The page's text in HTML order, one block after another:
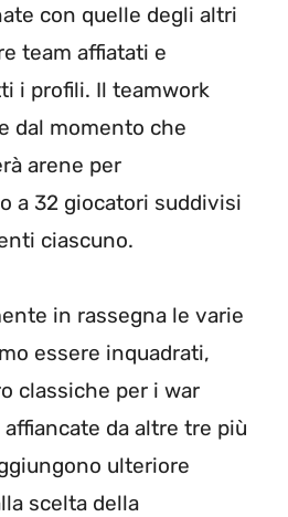
con quelle degli altri
team affiatati e
i profili. Il teamwork
dal momento che
arene per
a 32 giocatori suddivisi
ciascuno.
in rassegna le varie
essere inquadrati,
classiche per i war
da altre tre più
ulteriore
scelta della